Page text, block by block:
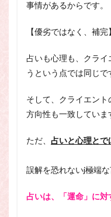
事情があるからです。
【優劣ではなく、補完】
占いも心理も、クラ
うという点では同じで
そして、クライエン
方向性も一致していま
ただ、 占いと心理とで
誤解を恐れないj極端
占いは、「運命」に対